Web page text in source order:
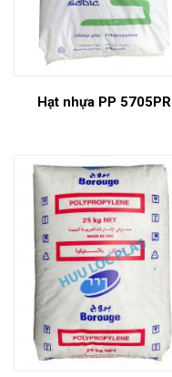
Hạt nhựa PP 5705PR